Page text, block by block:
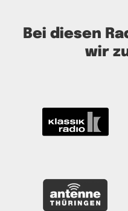
Bei diesen
wir